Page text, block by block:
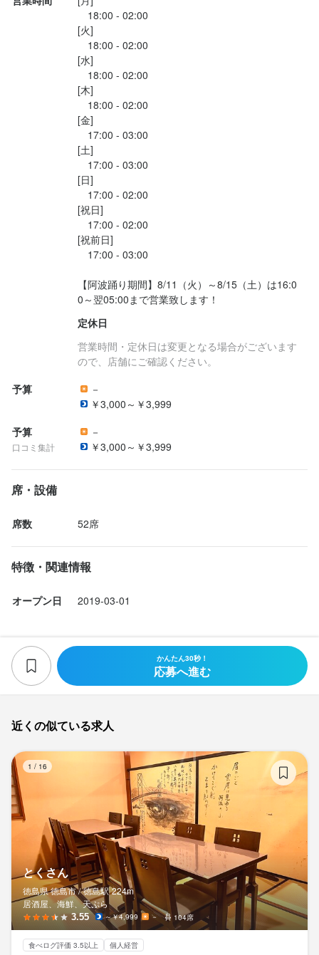
18:00 - 02:00
[火]
18:00 - 02:00
[水]
18:00 - 02:00
[木]
18:00 - 02:00
[金]
17:00 - 03:00
[土]
17:00 - 03:00
[日]
17:00 - 02:00
[祝日]
17:00 - 02:00
[祝前日]
17:00 - 03:00
【阿波踊り期間】8/11（火）～8/15（土）は16:0
0～翌05:00まで営業致します！
定休日
営業時間・定休日は変更となる場合がございます
ので、店舗にご確認ください。
予算
－
￥3,000～￥3,999
予算
口コミ集計
－
￥3,000～￥3,999
席・設備
席数 52席
特徴・関連情報
オープン日 2019-03-01
かんたん30秒！
応募へ進む
近くの似ている求人
1 / 16
とくさん
徳島県 徳島市 / 徳島駅 224m
居酒屋、海鮮、天ぷら
3.55 ～￥4,999 － 104席
食べログ評価 3.5以上 個人経営
少しでも興味をお持ちでしたら、ぜひお気軽にご応募ください。
一度、カジュアルにお話しましょう。ご応募を心よりお待ちして
炭火焼き鳥と野菜巻き串のお店 わがまま屋 本店
徳島県徳島市秋田町2-6 カーサ18 1F
法人名・事業者名
株式会社NovaEra
最終更新日2024/03/03